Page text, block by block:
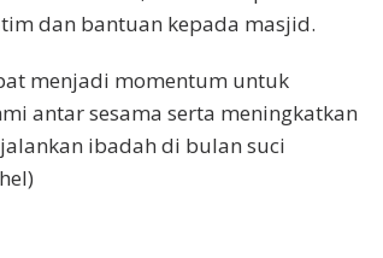
dan bantuan kepada masjid.
menjadi momentum untuk
antar sesama serta meningkatkan
ibadah di bulan suci